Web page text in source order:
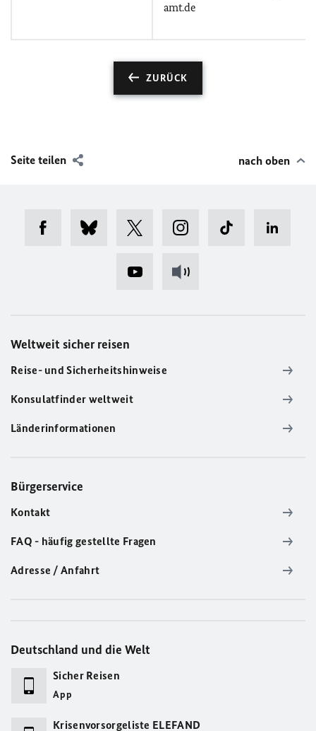
amt.de
ZURÜCK
Seite teilen nach oben
Weltweit sicher reisen
Reise- und Sicherheitshinweise
Konsulatfinder weltweit
Länderinformationen
Bürgerservice
Kontakt
FAQ - häufig gestellte Fragen
Adresse / Anfahrt
Deutschland und die Welt
Sicher Reisen
App
Krisenvorsorgeliste ELEFAND